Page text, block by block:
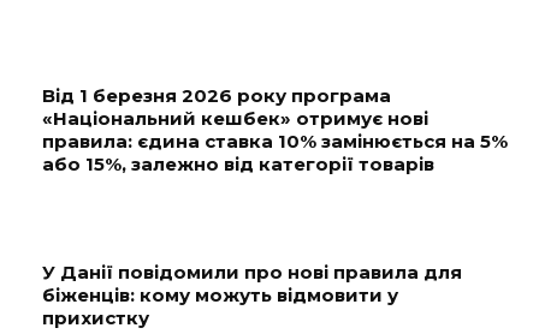
Від 1 березня 2026 року програма
«Національний кешбек» отримує нові
правила: єдина ставка 10% замінюється на 5%
або 15%, залежно від категорії товарів
У Данії повідомили про нові правила для
біженців: кому можуть відмовити у
прихистку